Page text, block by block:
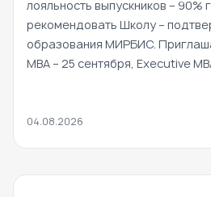
лояльность выпускников – 90%
рекомендовать Школу –
образования МИРБИС.
MBA – 25 сентября, Executive
04.08.2026